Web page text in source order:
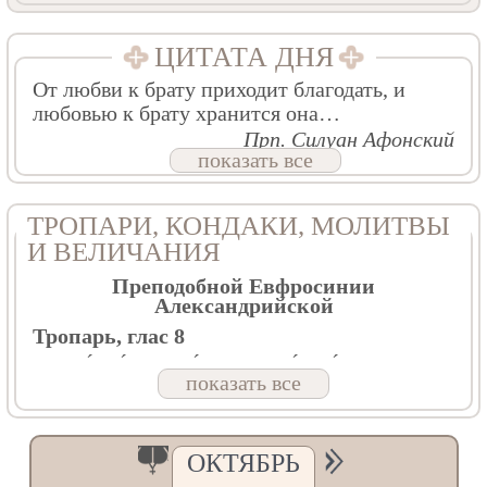
ОКТЯБРЬ
ЦИТАТА ДНЯ
От любви к брату приходит благодать, и
любовью к брату хранится она…
Прп. Силуан Афонский
показать все
ТРОПАРИ, КОНДАКИ, МОЛИТВЫ
И ВЕЛИЧАНИЯ
Преподобной Евфросинии
Александрийской
Тропарь, глас 8
В тебе́, ма́ти, изве́стно спасе́ся, е́же по
о́бразу:/ прии́мши бо крест, после́довала еси́
Христу́/ и, де́ющи, учи́ла еси́ презира́ти у́бо
плоть, прехо́дит бо,/ прилежа́ти же о души́,
ве́щи безсме́ртней.// Те́мже и со А́нгелы
сра́дуется, преподо́бная Евфроси́ние, дух
показать все